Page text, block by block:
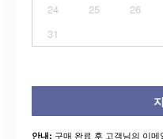
24
25 26
31
안내: 구매 완료 후 고객님의 이